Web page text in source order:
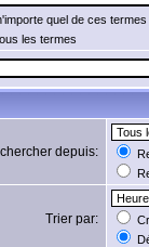
quel de ces termes
les termes
depuis:
Trier par: